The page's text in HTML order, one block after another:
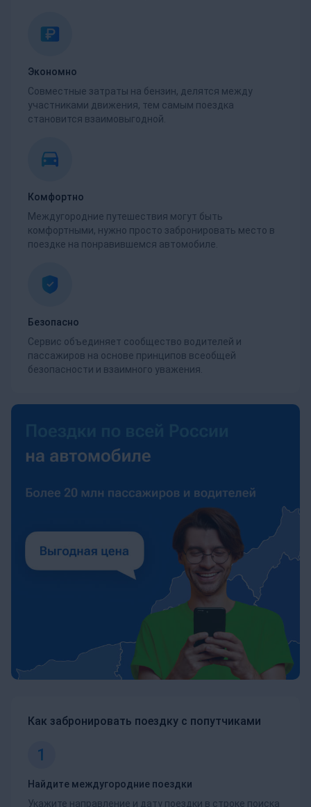
Экономно
Совместные затраты на бензин, делятся между
участниками движения, тем самым поездка
становится взаимовыгодной.
Комфортно
Междугородние путешествия могут быть
комфортными, нужно просто забронировать место в
поездке на понравившемся автомобиле.
Безопасно
Сервис объединяет сообщество водителей и
пассажиров на основе принципов всеобщей
безопасности и взаимного уважения.
Как забронировать поездку с попутчиками
1
Найдите междугородние поездки
Укажите направление и дату поездки в строке поиска